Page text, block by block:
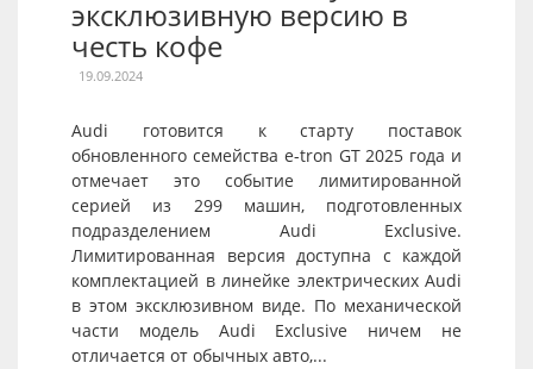
эксклюзивную версию в
честь кофе
19.09.2024
Audi готовится к старту поставок
обновленного семейства e-tron GT 2025 года и
отмечает это событие лимитированной
серией из 299 машин, подготовленных
подразделением Audi Exclusive.
Лимитированная версия доступна с каждой
комплектацией в линейке электрических Audi
в этом эксклюзивном виде. По механической
части модель Audi Exclusive ничем не
отличается от обычных авто,...